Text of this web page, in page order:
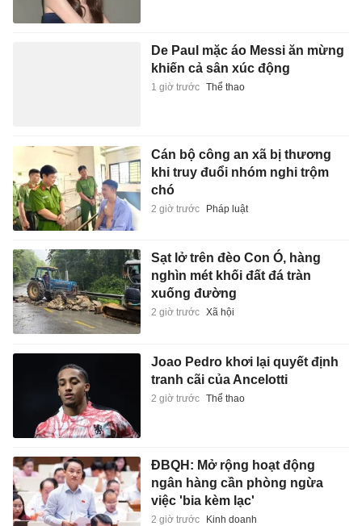
De Paul mặc áo Messi ăn mừng
khiến cả sân xúc động
1 giờ trước Thể thao
Cán bộ công an xã bị thương
khi truy đuổi nhóm nghi trộm
chó
2 giờ trước Pháp luật
Sạt lở trên đèo Con Ó, hàng
nghìn mét khối đất đá tràn
xuống đường
2 giờ trước Xã hội
Joao Pedro khơi lại quyết định
tranh cãi của Ancelotti
2 giờ trước Thể thao
ĐBQH: Mở rộng hoạt động
ngân hàng cần phòng ngừa
việc 'bia kèm lạc'
2 giờ trước Kinh doanh